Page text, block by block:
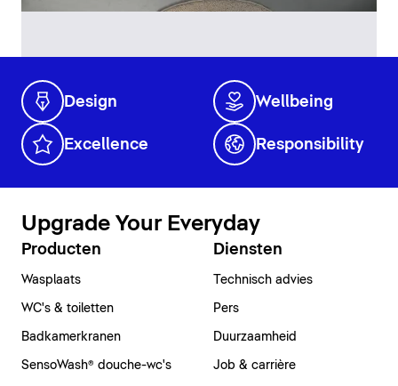
Design Wellbeing
Excellence Responsibility
Upgrade Your Everyday
Producten
Wasplaats
WC's & toiletten
Badkamerkranen
SensoWash® douche-wc's
Diensten
Technisch advies
Pers
Duurzaamheid
Job & carrière